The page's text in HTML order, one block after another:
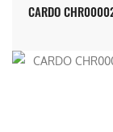
CARDO